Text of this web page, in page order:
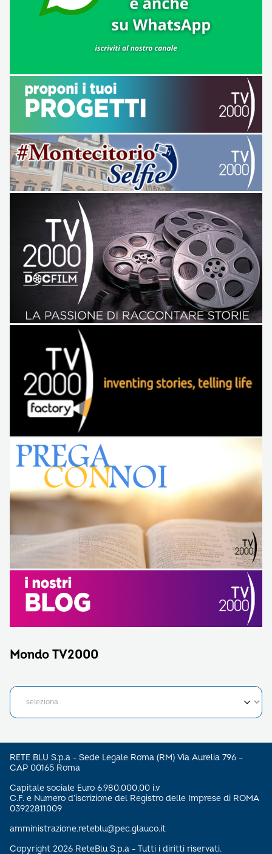
Mondo TV2000
RETE BLU S.p.a - Sede Legale Roma (RM) Via Aurelia 796 –
CAP 00165 Roma
Capitale sociale Euro 6.980.000,00 i.v
C.F. e Numero d’iscrizione del Registro delle Imprese di ROMA
03922811009
amministrazione.reteblu@pec.glauco.it
Copyright 2026 ReteBlu S.p.a - Tutti i diritti riservati.